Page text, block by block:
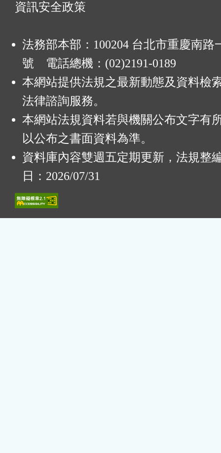
資訊安全政策
法務部本部：100204 台北市重慶南路
號 電話總機：(02)2191-0189
本網站提供法規之最新動態及資料檢
法律諮詢服務。
本網站法規資料若與機關公布文字有
以公布之書面資料為準。
資料庫內容雙週五定期更新，法規整
日：2026/07/31